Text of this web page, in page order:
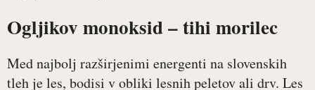
Ogljikov monoksid – tihi morilec
Med najbolj razširjenimi energenti na slovenskih
tleh je les, bodisi v obliki lesnih peletov ali drv. Les